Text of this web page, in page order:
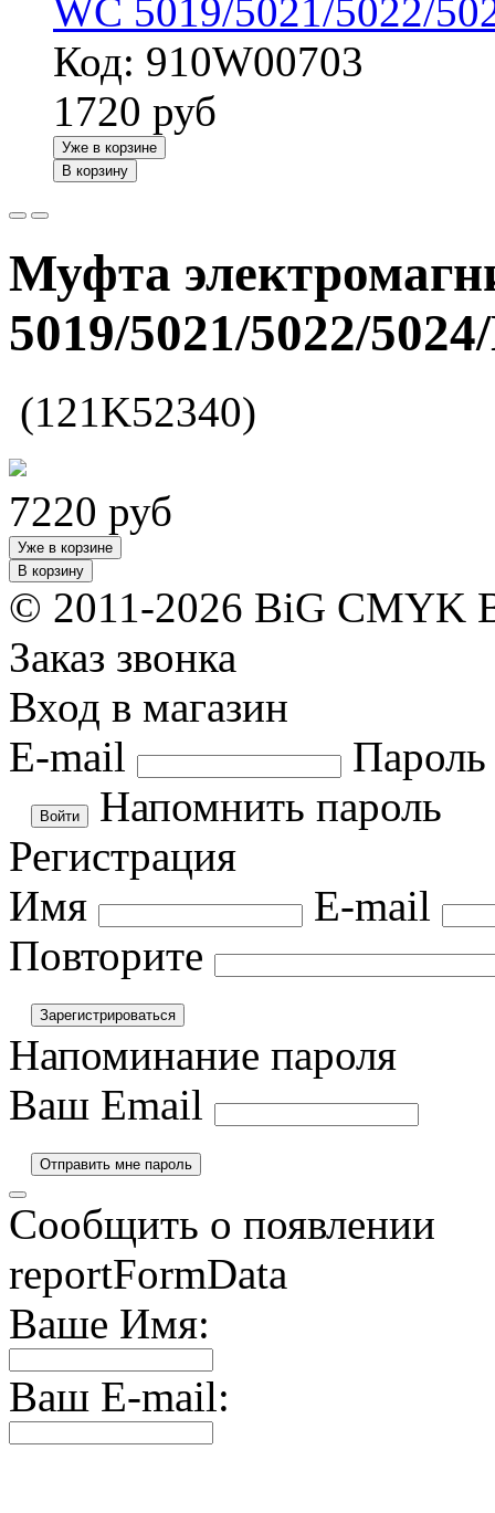
WC 5019/5021/5022/
Код: 910W00703
1720 руб
Уже в корзине
В корзину
Муфта
5019/5021/5022/
(121K52340)
7220 руб
Уже в корзине
В корзину
© 2011-2026 BiG CMYK
Заказ звонка
Вход в магазин
E-mail
Пароль
Напомнить пароль
Регистрация
Имя
E-mail
Повторите
Напоминание пароля
Ваш Email
Сообщить о появлении
reportFormData
Ваше Имя:
Ваш E-mail: